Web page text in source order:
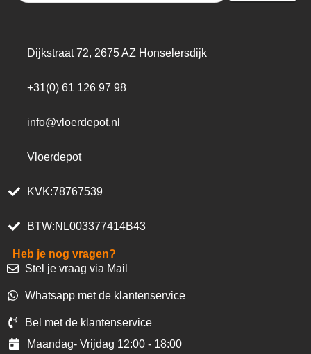
Dijkstraat 72, 2675 AZ Honselersdijk
+31(0) 61 126 97 98
info@vloerdepot.nl
Vloerdepot
KVK:78767539
BTW:NL003377414B43
Heb je nog vragen?
Stel je vraag via Mail
Whatsapp met de klantenservice
Bel met de klantenservice
Maandag- Vrijdag 12:00 - 18:00